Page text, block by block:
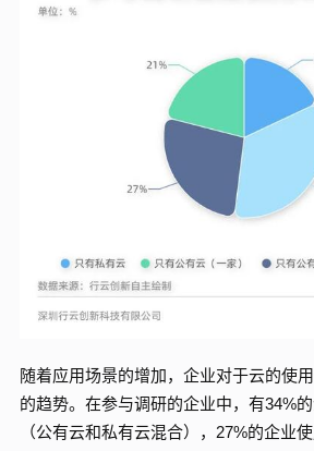
随着应用场景的增加，企业对于云的使
的趋势。在参与调研的企业中，有34%
（公有云和私有云混合），27%的企业